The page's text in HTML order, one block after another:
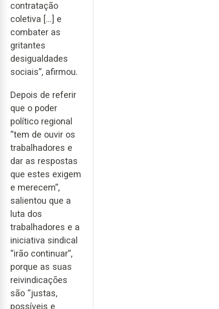
contratação
coletiva […] e
combater as
gritantes
desigualdades
sociais”, afirmou.
Depois de referir
que o poder
político regional
“tem de ouvir os
trabalhadores e
dar as respostas
que estes exigem
e merecem”,
salientou que a
luta dos
trabalhadores e a
iniciativa sindical
“irão continuar”,
porque as suas
reivindicações
são “justas,
possíveis e